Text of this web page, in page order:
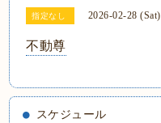
指定なし 2026-02-28 (Sat)
不動尊
スケジュール